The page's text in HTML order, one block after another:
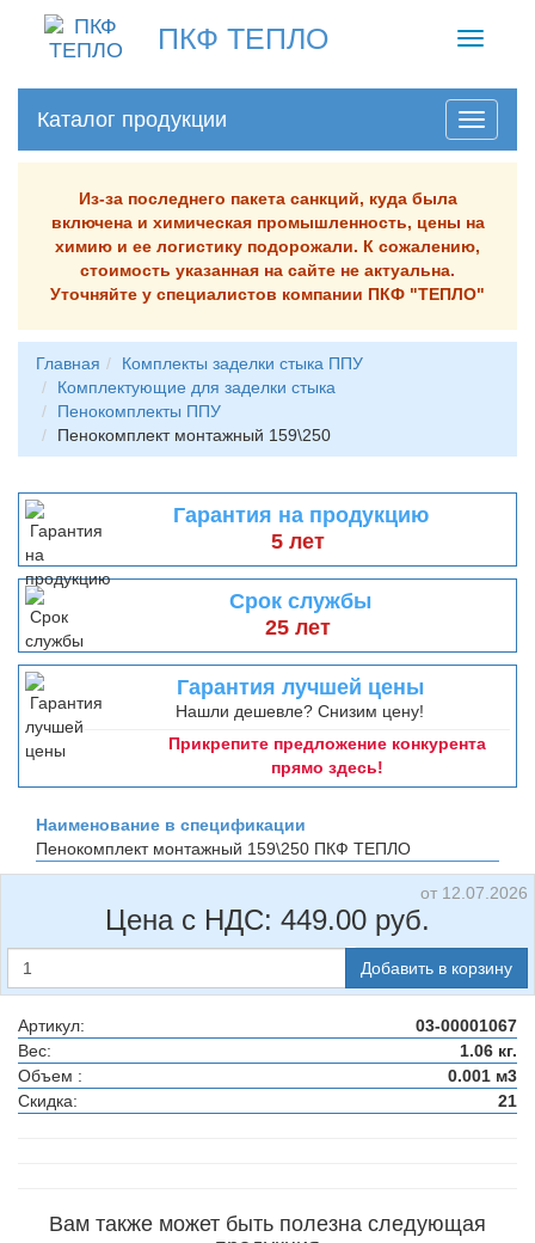
ПКФ ТЕПЛО
Toggle
Каталог продукции
Из-за последнего пакета санкций, куда была
включена и химическая промышленность, цены на
химию и ее логистику подорожали. К сожалению,
стоимость указанная на сайте не актуальна.
Уточняйте у специалистов компании ПКФ "ТЕПЛО"
Главная
Комплекты заделки стыка ППУ
Комплектующие для заделки стыка
Пенокомплекты ППУ
Пенокомплект монтажный 159\250
Гарантия на продукцию
5 лет
Срок службы
25 лет
Гарантия лучшей цены
Нашли дешевле? Снизим цену!
Прикрепите предложение конкурента
прямо здесь!
Наименование в спецификации
Пенокомплект монтажный 159\250 ПКФ ТЕПЛО
от 12.07.2026
Цена с НДС: 449.00 руб.
Добавить в корзину
Артикул:
03-00001067
Вес:
1.06 кг.
Объем :
0.001 м3
Скидка:
21
Вам также может быть полезна следующая